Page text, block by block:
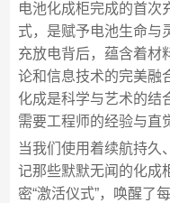
电池化成柜完成的首次
式，是赋予电池生命与
充放电背后，蕴含着材
论和信息技术的完美融
化成是科学与艺术的结
需要工程师的经验与直
当我们使用着续航持久
记那些默默无闻的化
密“激活仪式”，唤醒了